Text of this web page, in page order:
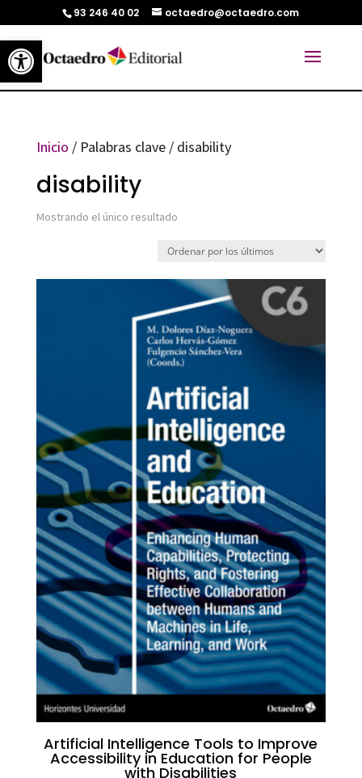
Abrir barra de herramientas
93 246 40 02 octaedro@octaedro.com
Inicio / Palabras clave / disability
disability
Mostrando el único resultado
Artificial Intelligence Tools to Improve
Accessibility in Education for People
with Disabilities